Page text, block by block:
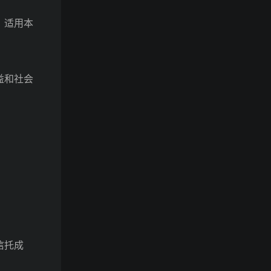
适用本
和社会
托成